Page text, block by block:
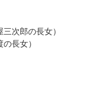
次郎の長女）
長女）